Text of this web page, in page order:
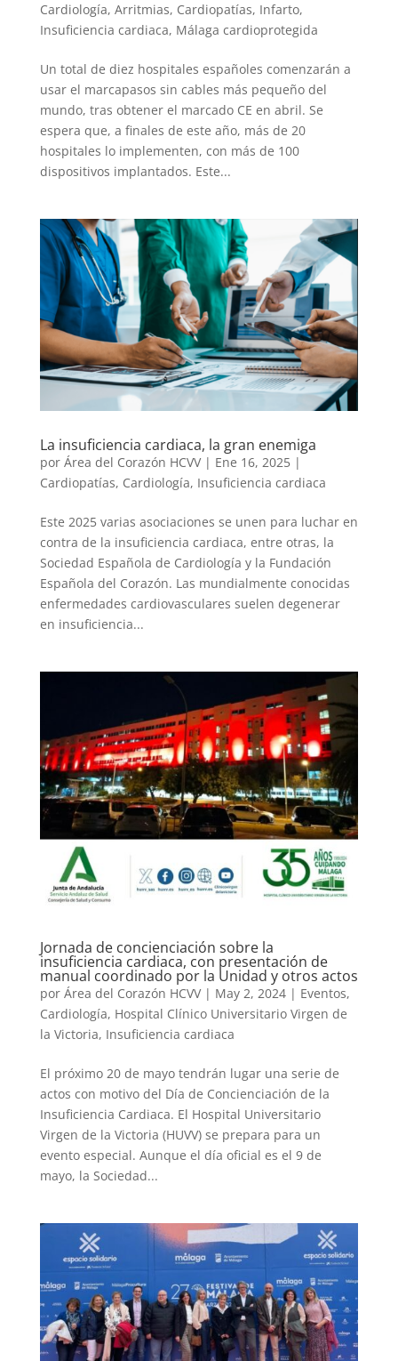
Cardiología, Arritmias, Cardiopatías, Infarto,
Insuficiencia cardiaca, Málaga cardioprotegida
Un total de diez hospitales españoles comenzarán a
usar el marcapasos sin cables más pequeño del
mundo, tras obtener el marcado CE en abril. Se
espera que, a finales de este año, más de 20
hospitales lo implementen, con más de 100
dispositivos implantados. Este...
La insuficiencia cardiaca, la gran enemiga
por Área del Corazón HCVV| Ene 16, 2025|
Cardiopatías, Cardiología, Insuficiencia cardiaca
Este 2025 varias asociaciones se unen para luchar en
contra de la insuficiencia cardiaca, entre otras, la
Sociedad Española de Cardiología y la Fundación
Española del Corazón. Las mundialmente conocidas
enfermedades cardiovasculares suelen degenerar
en insuficiencia...
Jornada de concienciación sobre la
insuficiencia cardiaca, con presentación de
manual coordinado por la Unidad y otros actos
por Área del Corazón HCVV| May 2, 2024| Eventos,
Cardiología, Hospital Clínico Universitario Virgen de
la Victoria, Insuficiencia cardiaca
El próximo 20 de mayo tendrán lugar una serie de
actos con motivo del Día de Concienciación de la
Insuficiencia Cardiaca. El Hospital Universitario
Virgen de la Victoria (HUVV) se prepara para un
evento especial. Aunque el día oficial es el 9 de
mayo, la Sociedad...